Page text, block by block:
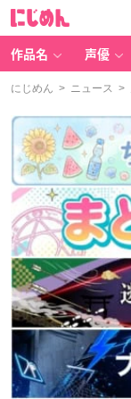
作品名 声優
にじめん > ニュース >